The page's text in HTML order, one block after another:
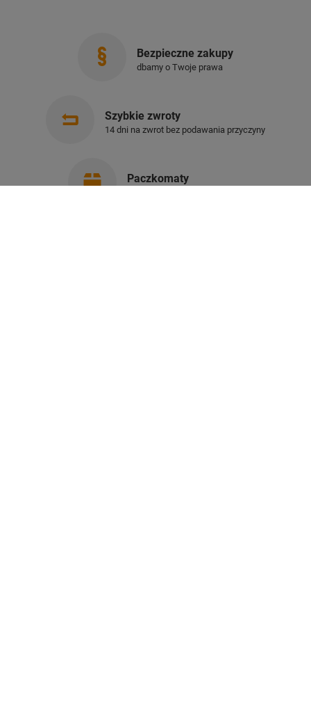
Bezpieczne zakupy
dbamy o Twoje prawa
Szybkie zwroty
14 dni na zwrot bez podawania przyczyny
Paczkomaty